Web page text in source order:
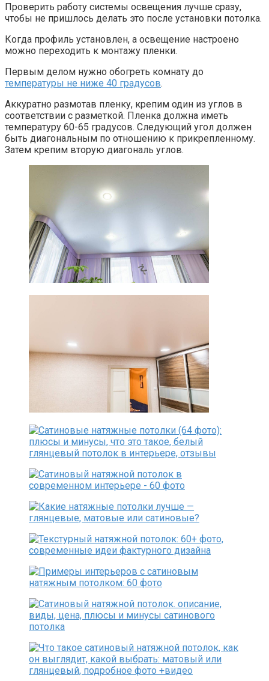
Проверить работу системы освещения лучше сразу,
чтобы не пришлось делать это после установки потолка.
Когда профиль установлен, а освещение настроено
можно переходить к монтажу пленки.
Первым делом нужно обогреть комнату до
температуры не ниже 40 градусов.
Аккуратно размотав пленку, крепим один из углов в
соответствии с разметкой. Пленка должна иметь
температуру 60-65 градусов. Следующий угол должен
быть диагональным по отношению к прикрепленному.
Затем крепим вторую диагональ углов.